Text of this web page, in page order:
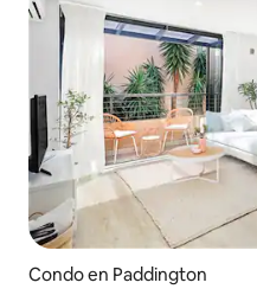
Condo en Paddington